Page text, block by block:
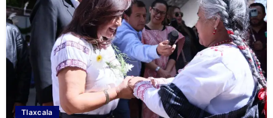
Tlaxcala